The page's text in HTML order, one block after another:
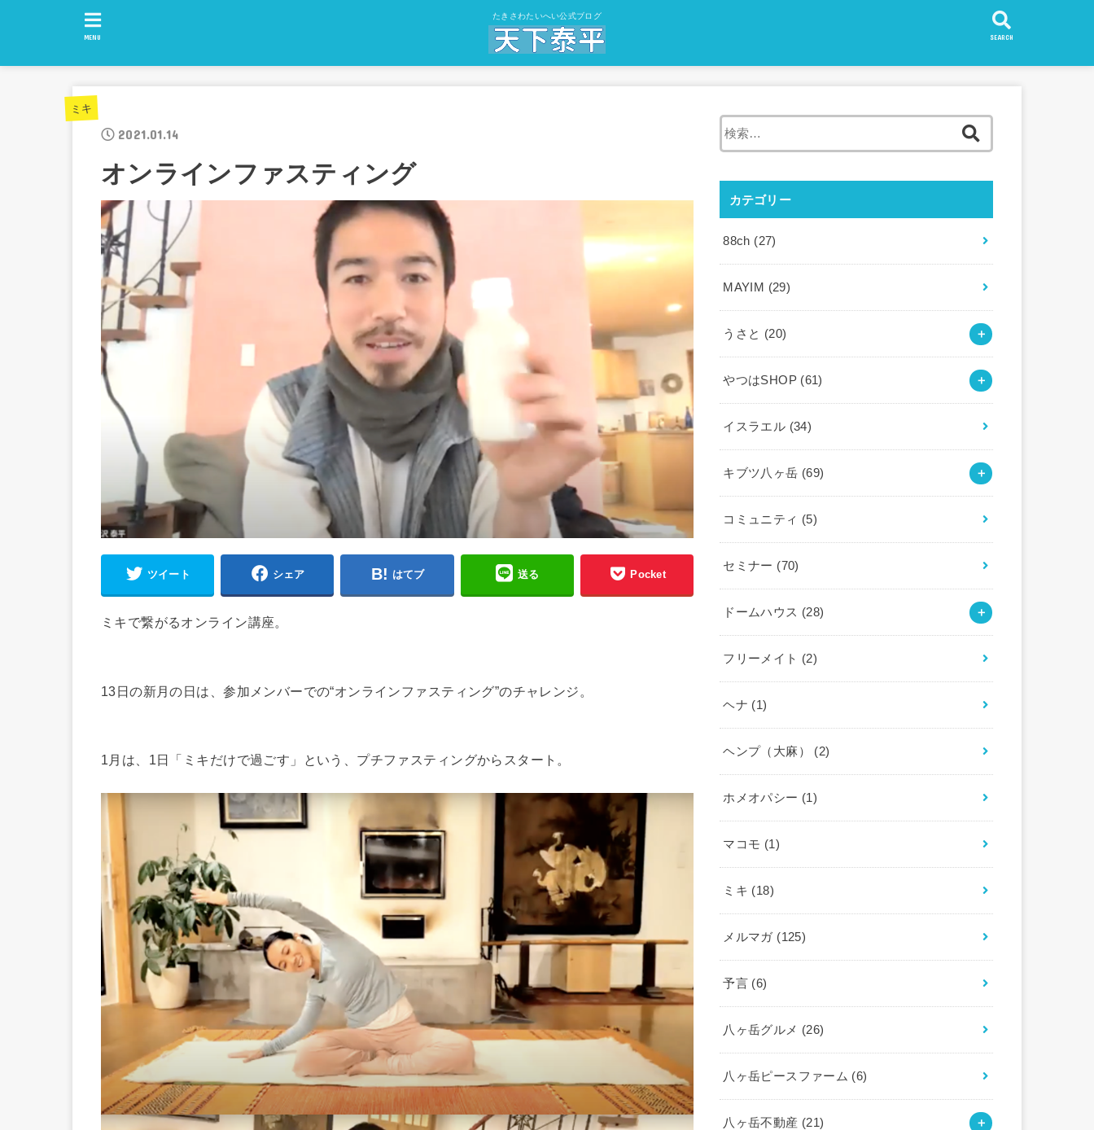
たきさわたいへい公式ブログ
SEARCH
MENU
ミキ
2021.01.14
オンラインファスティング
ツイート シェア はてブ 送る Pocket
ミキで繋がるオンライン講座。
13日の新月の日は、参加メンバーでの“オンラインファスティング”のチャレンジ。
1月は、1日「ミキだけで過ごす」という、プチファスティングからスタート。
カテゴリー
88ch (27)
MAYIM (29)
うさと (20)
やつはSHOP (61)
イスラエル (34)
キブツ八ヶ岳 (69)
コミュニティ (5)
セミナー (70)
ドームハウス (28)
フリーメイト (2)
ヘナ (1)
ヘンプ（大麻） (2)
ホメオパシー (1)
マコモ (1)
ミキ (18)
メルマガ (125)
予言 (6)
八ヶ岳グルメ (26)
八ヶ岳ピースファーム (6)
八ヶ岳不動産 (21)